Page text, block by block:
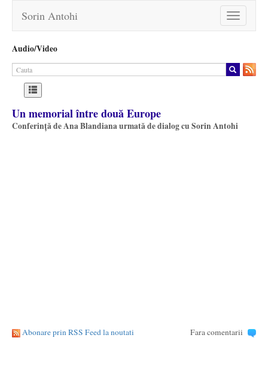
Toggle
navigation
Sorin Antohi
Audio/Video
Un memorial între două Europe
Conferință de Ana Blandiana urmată de dialog cu Sorin Antohi
Abonare prin RSS Feed la noutati Fara comentarii